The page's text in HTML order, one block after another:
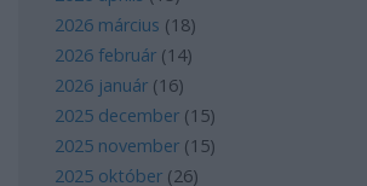
2026 március (18)
2026 február (14)
2026 január (16)
2025 december (15)
2025 november (15)
2025 október (26)